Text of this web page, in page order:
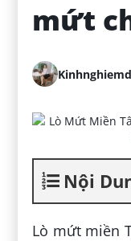
mứt
Nội
Lò mứt miền